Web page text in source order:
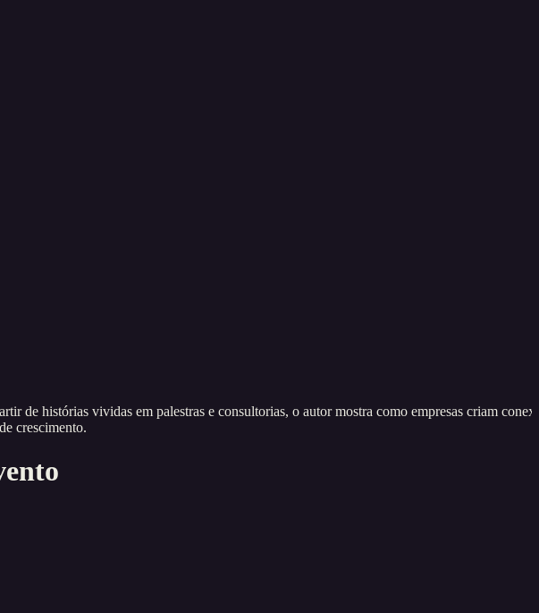
de histórias vividas em palestras e consultorias, o autor mostra como empresas criam
crescimento.